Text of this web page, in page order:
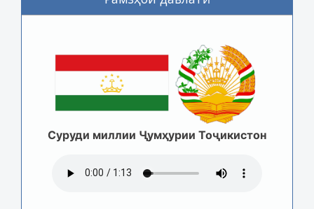
Суруди миллии Ҷумҳурии Тоҷикистон